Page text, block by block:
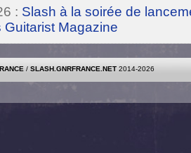
: Slash à la soirée de
Guitarist Magazine
/ SLASH.GNRFRANCE.NET 2014-2026